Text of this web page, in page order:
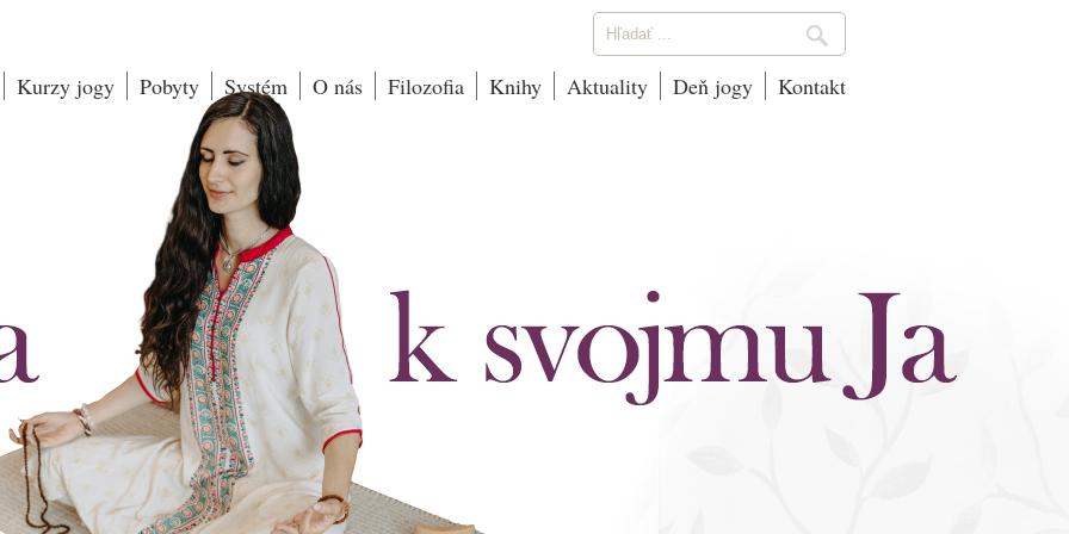
Kurzy jogy Pobyty Systém O nás Filozofia Knihy Aktuality Deň jogy Kontakt